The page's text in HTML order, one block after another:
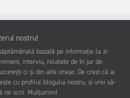
nostru!
bazată pe informație la zi
interviu, relatate de în jur de
ci și din alte orașe. De crezi că ai
cu profilul blogului nostru, și vrei să-
ne scrii. Mulțumim!